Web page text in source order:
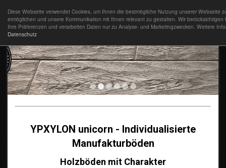
Diese Webseite verwendet Cookies, um Ihnen die bestmögliche Nutzung unserer Webseite
ermöglichen und unsere Kommunikation mit Ihnen relevant zu gestalten. Wir berücksichtigen
Ihre Präferenzen und verarbeiten Daten nur zu Analyse- und Marketingzwecken. Weitere
Datenschutz
YPXYLON unicorn - Individualisierte
Manufakturböden
Holzböden mit Charakter